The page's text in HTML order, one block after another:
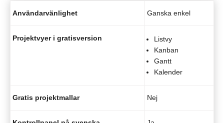
Användarvänlighet Ganska enkel
Projektvyer i gratisversion
Listvy
Kanban
Gantt
Kalender
Gratis projektmallar Nej